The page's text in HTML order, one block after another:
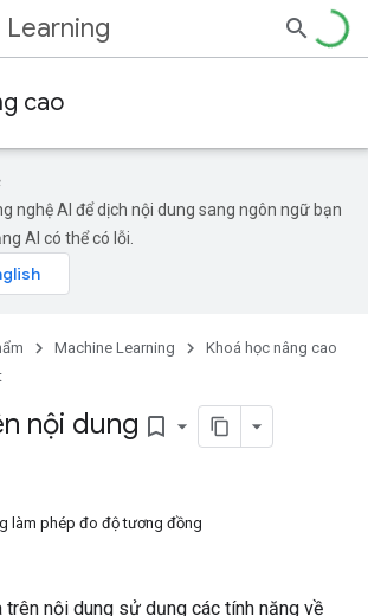
cao
nghệ AI để dịch nội dung sang ngôn ngữ bạn
AI có thể có lỗi.
Machine Learning
Khoá học nâng cao
nội dung bookmark_border
làm phép đo độ tương đồng
trên nội dung sử dụng các tính năng về